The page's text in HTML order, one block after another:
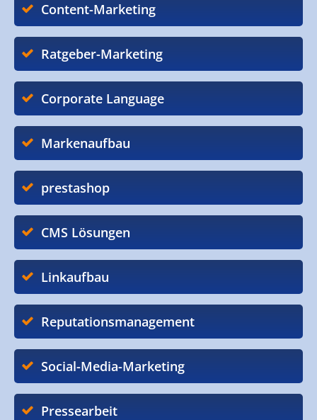
Content-Marketing
Ratgeber-Marketing
Corporate Language
Markenaufbau
prestashop
CMS Lösungen
Linkaufbau
Reputationsmanagement
Social-Media-Marketing
Pressearbeit